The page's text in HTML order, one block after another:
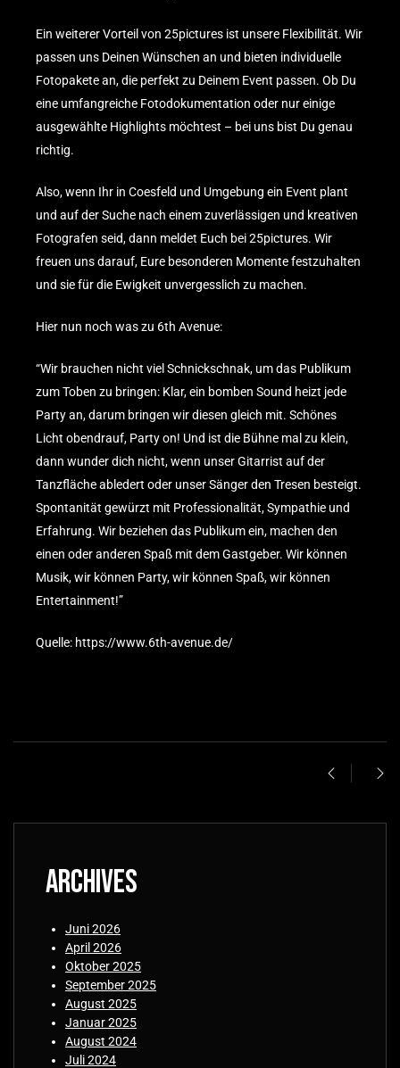
Ein weiterer Vorteil von 25pictures ist unsere Flexibilität. Wir
passen uns Deinen Wünschen an und bieten individuelle
Fotopakete an, die perfekt zu Deinem Event passen. Ob Du
eine umfangreiche Fotodokumentation oder nur einige
ausgewählte Highlights möchtest – bei uns bist Du genau
richtig.
Also, wenn Ihr in Coesfeld und Umgebung ein Event plant
und auf der Suche nach einem zuverlässigen und kreativen
Fotografen seid, dann meldet Euch bei 25pictures. Wir
freuen uns darauf, Eure besonderen Momente festzuhalten
und sie für die Ewigkeit unvergesslich zu machen.
Hier nun noch was zu 6th Avenue:
“Wir brauchen nicht viel Schnickschnak, um das Publikum
zum Toben zu bringen: Klar, ein bomben Sound heizt jede
Party an, darum bringen wir diesen gleich mit. Schönes
Licht obendrauf, Party on! Und ist die Bühne mal zu klein,
dann wunder dich nicht, wenn unser Gitarrist auf der
Tanzfläche abledert oder unser Sänger den Tresen besteigt.
Spontanität gewürzt mit Professionalität, Sympathie und
Erfahrung. Wir beziehen das Publikum ein, machen den
einen oder anderen Spaß mit dem Gastgeber. Wir können
Musik, wir können Party, wir können Spaß, wir können
Entertainment!”
Quelle: https://www.6th-avenue.de/
Archives
Juni 2026
April 2026
Oktober 2025
September 2025
August 2025
Januar 2025
August 2024
Juli 2024